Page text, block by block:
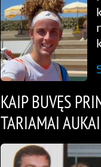
KAIP BUVĘS
TARIAMAI